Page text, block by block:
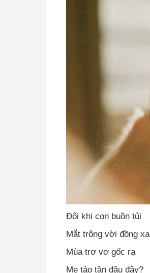
Đôi khi con buồn tủi
Mắt trông vời đồng xa
Mùa trơ vơ gốc rạ
Mẹ tảo tần đâu đây?